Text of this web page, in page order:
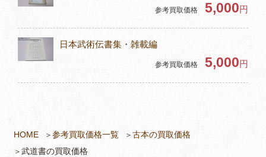
HOME 参考買取価格一覧
古本の買取価格
武道書の買取価格
参考買取価格 5,000円
日本武術伝書集・雑載編
参考買取価格 5,000円